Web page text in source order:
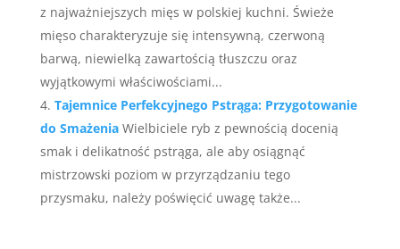
z najważniejszych mięs w polskiej kuchni. Świeże
mięso charakteryzuje się intensywną, czerwoną
barwą, niewielką zawartością tłuszczu oraz
wyjątkowymi właściwościami...
Tajemnice Perfekcyjnego Pstrąga: Przygotowanie
do Smażenia Wielbiciele ryb z pewnością docenią
smak i delikatność pstrąga, ale aby osiągnąć
mistrzowski poziom w przyrządzaniu tego
przysmaku, należy poświęcić uwagę także...